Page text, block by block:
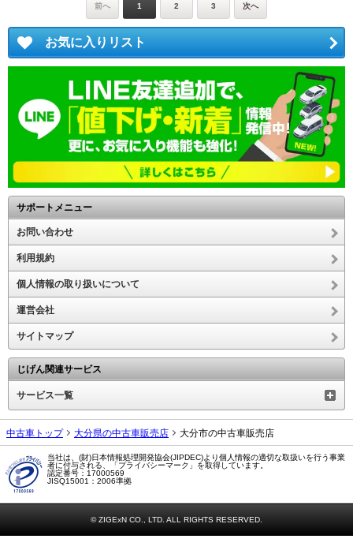
前へ 1 2 3 次へ
お気に入りリスト
サポートメニュー
お問い合わせ
利用規約
個人情報の取り扱いについて
運営会社
サイトマップ
じげん関連サービス
サービス一覧
中古車トップ 大分県の中古車販売店 大分市の中古車販売店
当社は、(財)日本情報処理開発協会(JIPDEC)より個人情報の適切な取扱いを行う事業
者に付与される、「プライバシーマーク」を取得しています。
認定番号：17000569
JISQ15001：2006準拠
© ZIGExN CO., LTD. ALL RIGHTS RESERVED.